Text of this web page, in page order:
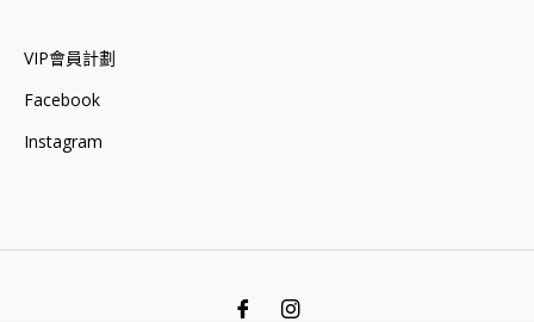
VIP會員計劃
Facebook
Instagram
Ins